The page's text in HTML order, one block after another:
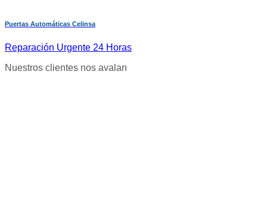
Puertas Automáticas Celinsa
Reparación Urgente 24 Horas
Nuestros clientes nos avalan